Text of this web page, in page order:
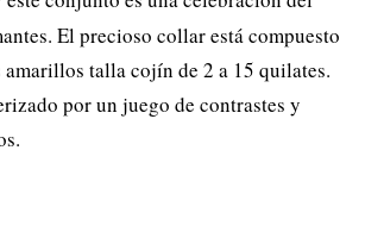
El precioso collar está compuesto
amarillos talla cojín de 2 a 15 quilates.
por un juego de contrastes y